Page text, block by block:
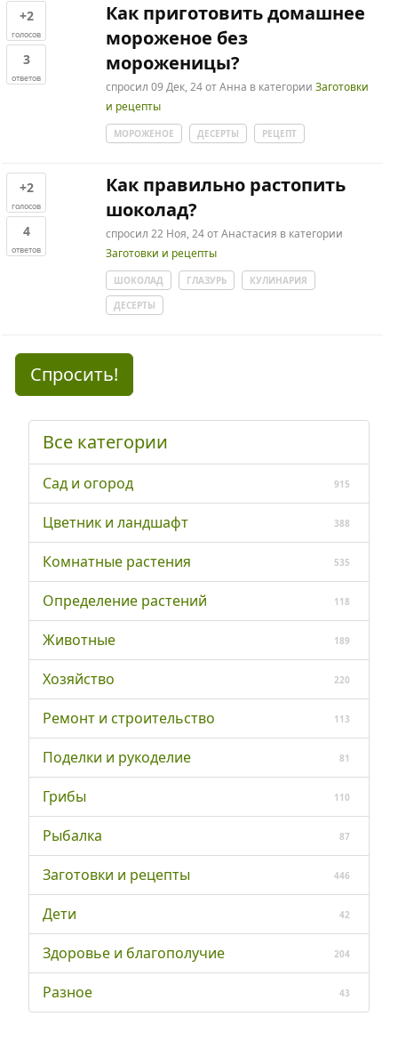
+2
голосов
3
ответов
Как приготовить домашнее
мороженое без
мороженицы?
спросил 09 Дек, 24 отАнна в категории Заготовки
и рецепты
МОРОЖЕНОЕ ДЕСЕРТЫ РЕЦЕПТ
+2
голосов
4
ответов
Как правильно растопить
шоколад?
спросил 22 Ноя, 24 отАнастасия в категории
Заготовки и рецепты
ШОКОЛАД ГЛАЗУРЬ
КУЛИНАРИЯ
ДЕСЕРТЫ
Спросить!
Все категории
Сад и огород 915
Цветник и ландшафт 388
Комнатные растения 535
Определение растений 118
Животные 189
Хозяйство 220
Ремонт и строительство 113
Поделки и рукоделие 81
Грибы 110
Рыбалка 87
Заготовки и рецепты 446
Дети 42
Здоровье и благополучие 204
Разное 43